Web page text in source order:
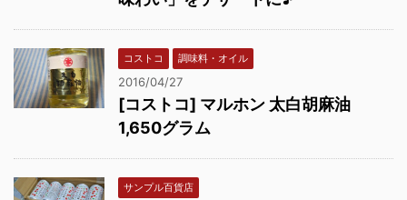
コストコ 調味料・オイル
2016/04/27
[コストコ] マルホン 太白胡麻油
1,650グラム
サンプル百貨店